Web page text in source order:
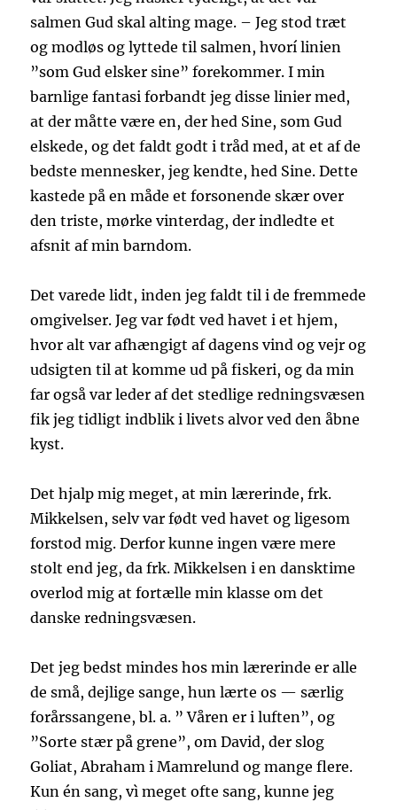
salmen Gud skal alting mage. – Jeg stod træt
og modløs og lyttede til salmen, hvorí linien
”som Gud elsker sine” forekommer. I min
barnlige fantasi forbandt jeg disse linier med,
at der måtte være en, der hed Sine, som Gud
elskede, og det faldt godt i tråd med, at et af de
bedste mennesker, jeg kendte, hed Sine. Dette
kastede på en måde et forsonende skær over
den triste, mørke vinterdag, der indledte et
afsnit af min barndom.
Det varede lidt, inden jeg faldt til i de fremmede
omgivelser. Jeg var født ved havet i et hjem,
hvor alt var afhængigt af dagens vind og vejr og
udsigten til at komme ud på fiskeri, og da min
far også var leder af det stedlige redningsvæsen
fik jeg tidligt indblik i livets alvor ved den åbne
kyst.
Det hjalp mig meget, at min lærerinde, frk.
Mikkelsen, selv var født ved havet og ligesom
forstod mig. Derfor kunne ingen være mere
stolt end jeg, da frk. Mikkelsen i en dansktime
overlod mig at fortælle min klasse om det
danske redningsvæsen.
Det jeg bedst mindes hos min lærerinde er alle
de små, dejlige sange, hun lærte os — særlig
forårssangene, bl. a. ” Våren er i luften”, og
”Sorte stær på grene”, om David, der slog
Goliat, Abraham i Mamrelund og mange flere.
Kun én sang, vì meget ofte sang, kunne jeg